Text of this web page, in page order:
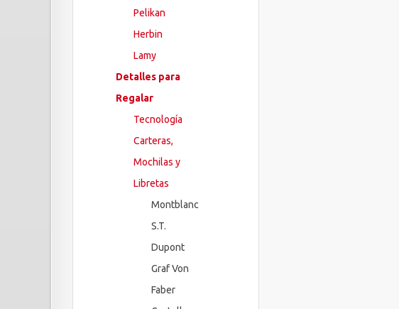
Pelikan
Herbin
Lamy
Detalles para
Regalar
Tecnología
Carteras,
Mochilas y
Libretas
Montblanc
S.T.
Dupont
Graf Von
Faber